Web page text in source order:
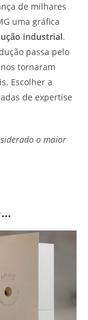
de milhares
uma gráfica
industrial.
passa pelo
tornaram
Escolher a
de expertise
o maior